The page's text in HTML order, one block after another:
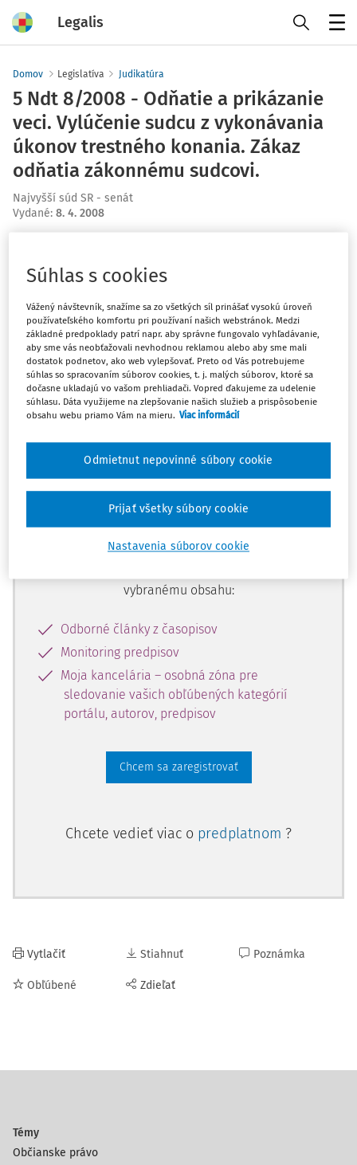
Legalis
Domov Legislatíva Judikatúra
5 Ndt 8/2008 - Odňatie a prikázanie
veci. Vylúčenie sudcu z vykonávania
úkonov trestného konania. Zákaz
odňatia zákonnému sudcovi.
Najvyšší súd SR - senát
Vydané: 8. 4. 2008
Ups, zatiaľ ste si prečítali len
začiatok...
Celý odborný obsah z tejto oblasti je
dostupný predplatiteľom portálu.
Odomknite si prístup k odbornému
obsahu a získajte prístup na 10 dní
zdarma, stačí sa len zaregistrovať.
vybranému obsahu:
Odborné články z časopisov
Monitoring predpisov
Moja kancelária – osobná zóna pre
sledovanie vašich obľúbených kategórií
portálu, autorov, predpisov
Chcem sa zaregistrovať
Chcete vedieť viac o predplatnom ?
Vytlačiť
Obľúbené
Stiahnuť
Zdieľať
Poznámka
Témy
Občianske právo
Súhlas s cookies
Vážený návštevník, snažíme sa zo všetkých síl prinášať vysokú úroveň
používateľského komfortu pri používaní našich webstránok. Medzi
základné predpoklady patrí napr. aby správne fungovalo vyhľadávanie,
aby sme vás neobťažovali nevhodnou reklamou alebo aby sme mali
dostatok podnetov, ako web vylepšovať. Preto od Vás potrebujeme
súhlas so spracovaním súborov cookies, t. j. malých súborov, ktoré sa
dočasne ukladajú vo vašom prehliadači. Vopred ďakujeme za udelenie
súhlasu. Dáta využijeme na zlepšovanie našich služieb a prispôsobenie
obsahu webu priamo Vám na mieru. Viac informácií
Nastavenia súborov cookie
Odmietnut nepovinné súbory cookie
Prijať všetky súbory cookie